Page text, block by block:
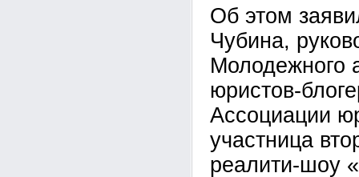
Об этом
Чубина,
Молодежного
юристов-
Ассоциации
участница
реалити-шоу